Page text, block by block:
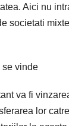
Aici nu
societati
se vinde
va fi
lor